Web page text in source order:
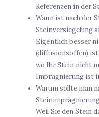
Referenzen in der
Wann ist nach der
Steinversiegelung
Eigentlich besser
(diffusionsoffen) ist
wo Ihr Stein nicht
Imprägnierung ist
Warum sollte man
Weil Sie den Stein